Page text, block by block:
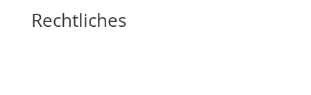
Rechtliches